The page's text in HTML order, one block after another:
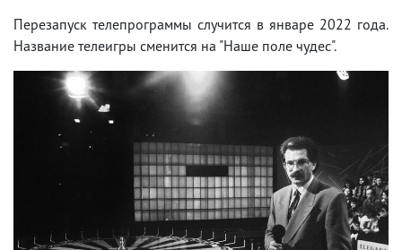
Перезапуск телепрограммы случится в январе 2022 года.
Название телеигры сменится на "Наше поле чудес".